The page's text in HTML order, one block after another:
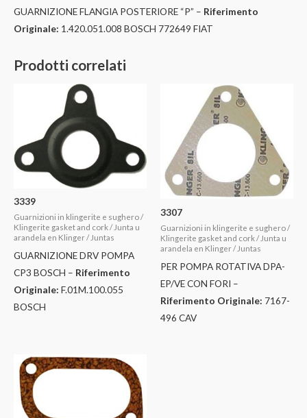
GUARNIZIONE FLANGIA POSTERIORE “P” – Riferimento
Originale: 1.420.051.008 BOSCH 772649 FIAT
Prodotti correlati
3339
Guarnizioni in klingerite e sughero /
Klingerite gasket and cork / Junta u
arandela en Klinger / Juntas
GUARNIZIONE DRV POMPA
CP3 BOSCH – Riferimento
Originale: F.01M.100.055
BOSCH
3307
Guarnizioni in klingerite e sughero /
Klingerite gasket and cork / Junta u
arandela en Klinger / Juntas
PER POMPA ROTATIVA DPA-
EP/VE CON FORI –
Riferimento Originale: 7167-
496 CAV